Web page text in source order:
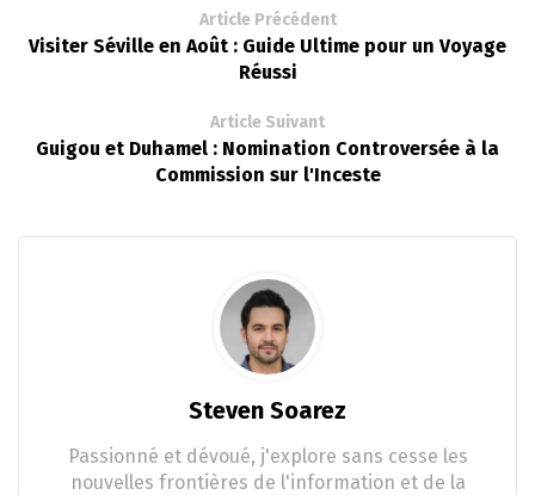
Article Précédent
Visiter Séville en Août : Guide Ultime pour un Voyage
Réussi
Article Suivant
Guigou et Duhamel : Nomination Controversée à la
Commission sur l'Inceste
Steven Soarez
Passionné et dévoué, j'explore sans cesse les
nouvelles frontières de l'information et de la